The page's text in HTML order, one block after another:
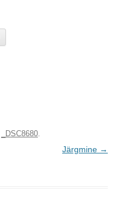
_DSC8680.
Järgmine →